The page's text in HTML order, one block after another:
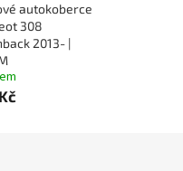
autokoberce
308
2013- |